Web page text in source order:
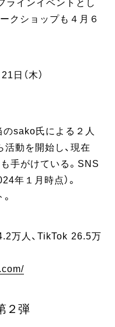
ラインイベントとし
クショップも４月６
日（木）
sako氏による２人
動を開始し、現在
手がけている。SNS
年１月時点）。
万人、TikTok 26.5万
２弾